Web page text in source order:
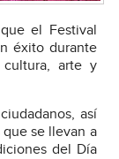
el Festival
éxito durante
arte y
así
se llevan a
del Día